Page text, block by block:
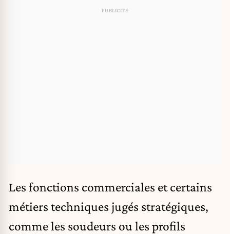
Les fonctions commerciales et certains
métiers techniques jugés stratégiques,
comme les soudeurs ou les profils